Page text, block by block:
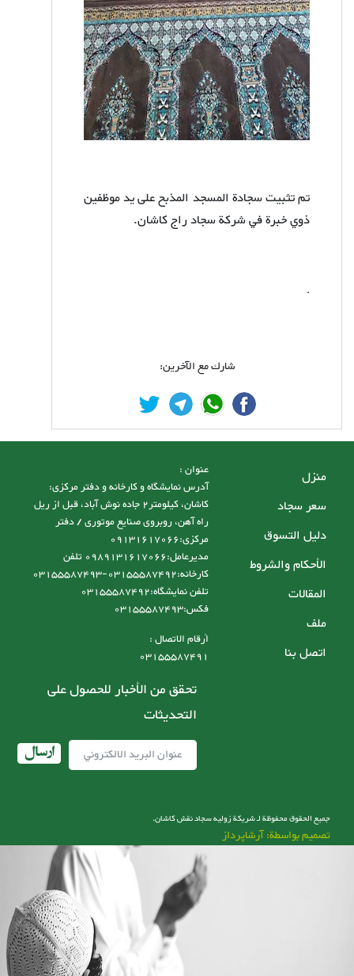
تم تثبيت سجادة المسجد المذبح على يد موظفين
ذوي خبرة في شركة سجاد راج كاشان.
.
شارك مع الآخرين:
منزل
سعر سجاد
دليل التسوق
الأحكام والشروط
المقالات
ملف
اتصل بنا
عنوان :
آدرس نمایشگاه و کارخانه و دفتر مرکزی:
کاشان، کیلومتر2 جاده نوش آباد، قبل از ریل
راه آهن، روبروی صنایع موتوری / دفتر
مرکزی:09131617066
مدیرعامل:0989131617066 تلفن
کارخانه:03155587492-03155587493
تلفن نمایشگاه:03155587492
فکس:03155587493
أرقام الاتصال :
03155587491
تحقق من الأخبار للحصول على
التحديثات
ارسال
جميع الحقوق محفوظة لـ شریکة زولیه سجاد نقش کاشان.
تصميم بواسطة: آرشاپرداز